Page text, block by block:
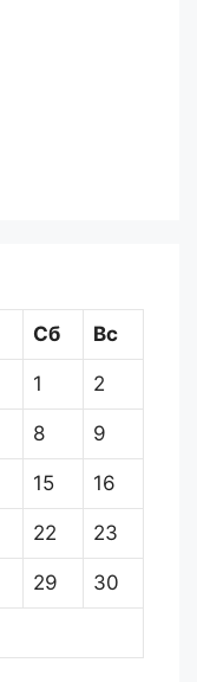
Сб Вс
1 2
8 9
15 16
22 23
29 30